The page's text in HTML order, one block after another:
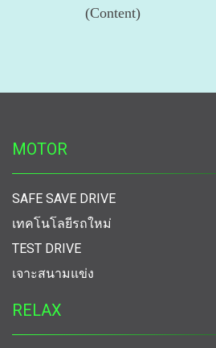
(Content)
MOTOR
SAFE SAVE DRIVE
เทคโนโลยีรถใหม่
TEST DRIVE
เจาะสนามแข่ง
RELAX